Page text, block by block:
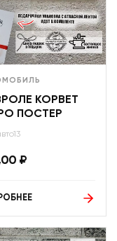
КОРВЕТ
ПОСТЕР
₽